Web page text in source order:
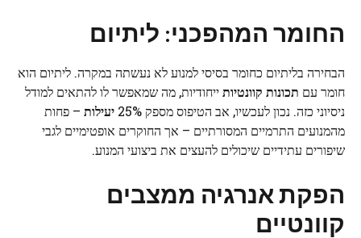
החומר המהפכני: ליתיום
הבחירה בליתיום כחומר בסיסי למנוע לא נעשתה במקרה. ליתיום הוא
חומר עם תכונות קוונטיותייחודיות, מה שמאפשר לו להתאים למודל
ניסיוני כזה. נכון לעכשיו, אב הטיפוס מספק 25%
יעילות – פחות
מהמנועים התרמיים המסורתיים – אך החוקרים אופטימיים לגבי
שיפורים עתידיים שיכולים להעצים את ביצועי המנוע.
הפקת אנרגיה ממצבים
קוונטיים